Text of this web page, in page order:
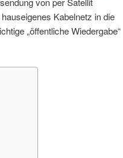
Kabelnetz in die
„öffentliche Wiedergabe“